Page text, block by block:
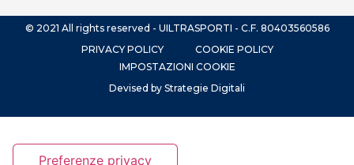
© 2021 All rights reserved - UILTRASPORTI - C.F. 80403560586
PRIVACY POLICY
COOKIE POLICY
IMPOSTAZIONI COOKIE
Devised by Strategie Digitali